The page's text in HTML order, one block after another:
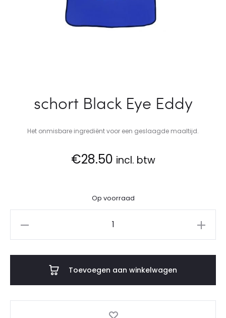
schort Black Eye Eddy
Het onmisbare ingrediënt voor een geslaagde maaltijd.
€28.50 incl. btw
Op voorraad
Toevoegen aan winkelwagen